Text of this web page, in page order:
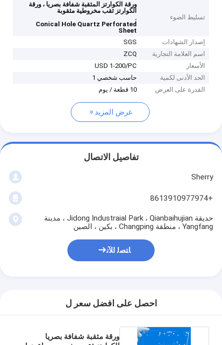
تسليط الضوء
ورقة الكوارتز المثقبة شفافة بصريا ، ورقة
الكوارتز ثقب مخروطية مثقوبة
,
Conical Hole Quartz Perforated
Sheet
إصدار الشهادات
SGS
اسم العلامة التجارية
ZCQ
الأسعار
USD 1-200/PC
الحد الأدنى لكمية
حاسب شخصي 1
القدرة على العرض
10 قطعة / يوم
عرض المزيد
تفاصيل الاتصال
Sherry
+8613910977974
حديقة Jidong Industraial Park ، Qianbaihujian ، مدينة
Yangfang ، منطقة Changping ، بكين ، الصين
ﺎﺘﺼﻟ ﺍﻶﻧ
احصل على افضل سعر ل
ورقة مثقبة شفافة بصريا